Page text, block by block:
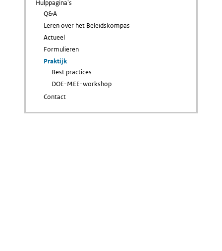
Hulppagina's
Q&A
Leren over het Beleidskompas
Actueel
Formulieren
Praktijk
Best practices
DOE-MEE-workshop
Contact